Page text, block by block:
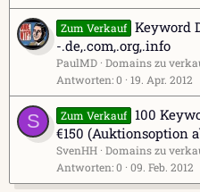
Zum Verkauf Keyword
-.de,.com,.org,.info
PaulMD Domains zu
Antworten 0 19. Apr. 2012
S Zum Verkauf 100
€150 (Auktionsoption
SvenHH Domains zu
Antworten 0 09. Feb. 2012